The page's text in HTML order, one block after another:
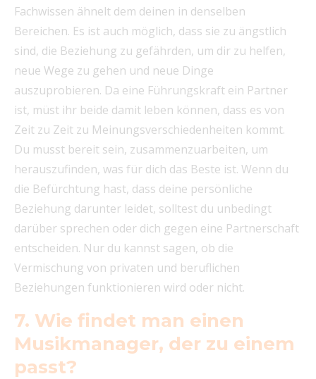
Fachwissen ähnelt dem deinen in denselben
Bereichen. Es ist auch möglich, dass sie zu ängstlich
sind, die Beziehung zu gefährden, um dir zu helfen,
neue Wege zu gehen und neue Dinge
auszuprobieren. Da eine Führungskraft ein Partner
ist, müst ihr beide damit leben können, dass es von
Zeit zu Zeit zu Meinungsverschiedenheiten kommt.
Du musst bereit sein, zusammenzuarbeiten, um
herauszufinden, was für dich das Beste ist. Wenn du
die Befürchtung hast, dass deine persönliche
Beziehung darunter leidet, solltest du unbedingt
darüber sprechen oder dich gegen eine Partnerschaft
entscheiden. Nur du kannst sagen, ob die
Vermischung von privaten und beruflichen
Beziehungen funktionieren wird oder nicht.
7. Wie findet man einen
Musikmanager, der zu einem
passt?